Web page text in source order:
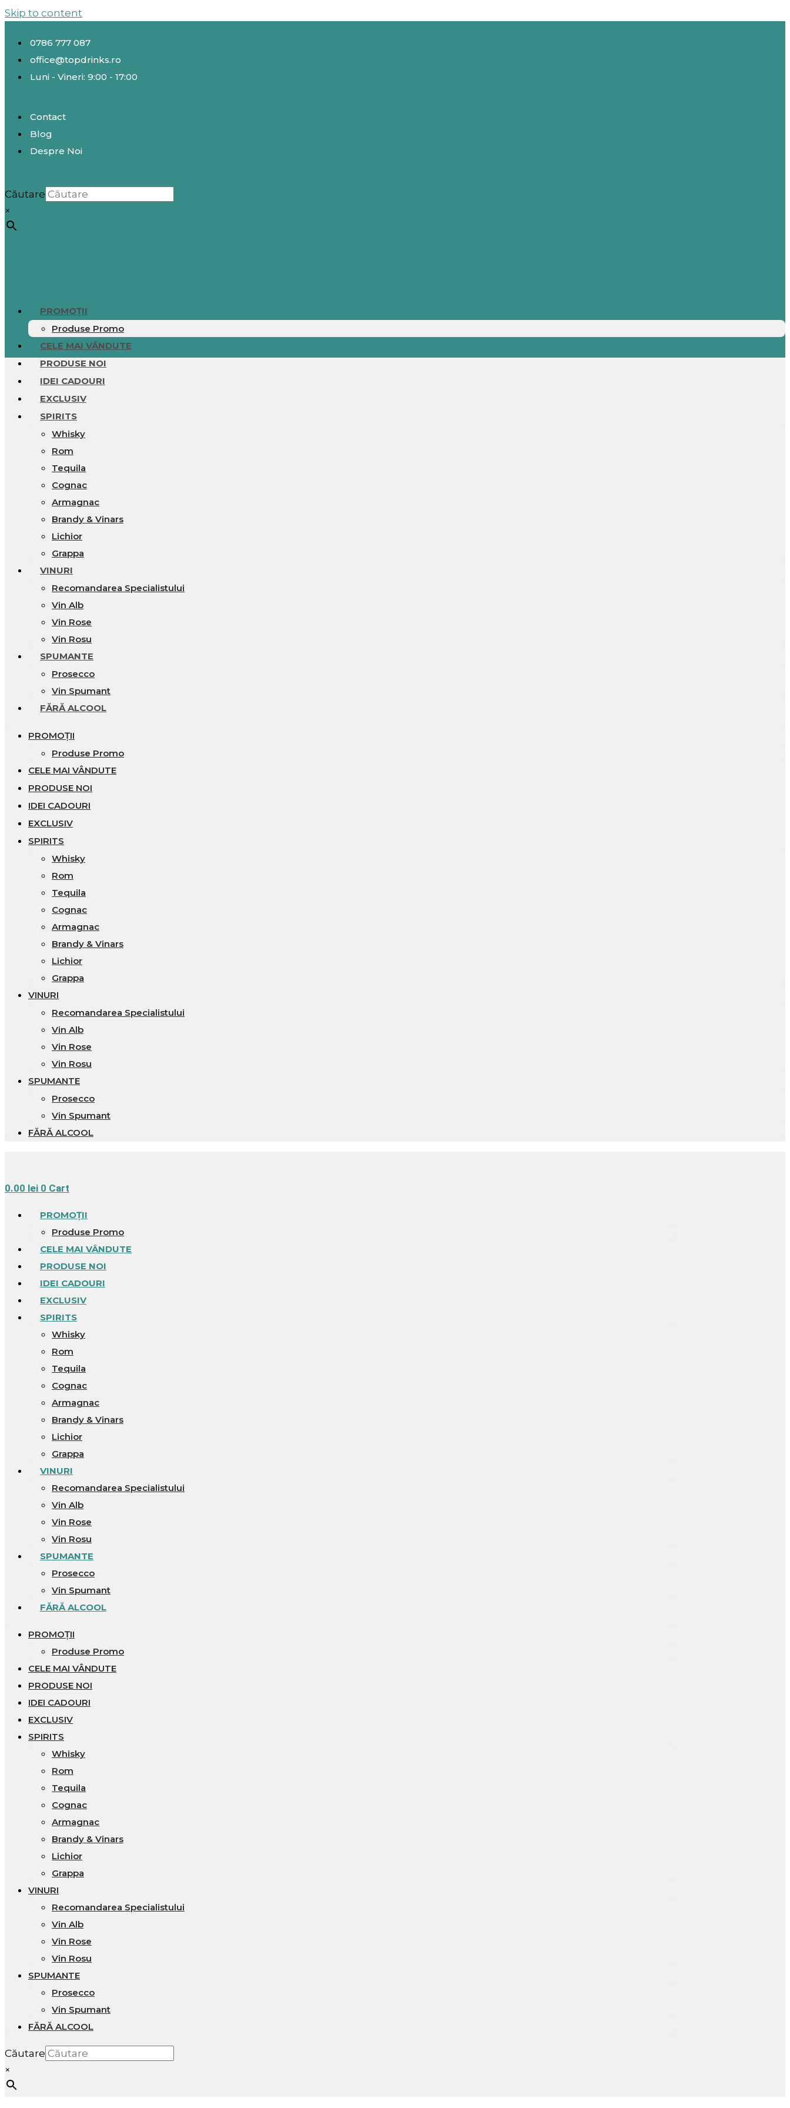
Skip to content
0786 777 087
office@topdrinks.ro
Luni - Vineri: 9:00 - 17:00
Contact
Blog
Despre Noi
Căutare
×
PROMOȚII
Produse Promo
CELE MAI VÂNDUTE
PRODUSE NOI
IDEI CADOURI
EXCLUSIV
SPIRITS
Whisky
Rom
Tequila
Cognac
Armagnac
Brandy & Vinars
Lichior
Grappa
VINURI
Recomandarea Specialistului
Vin Alb
Vin Rose
Vin Rosu
SPUMANTE
Prosecco
Vin Spumant
FĂRĂ ALCOOL
PROMOȚII
Produse Promo
CELE MAI VÂNDUTE
PRODUSE NOI
IDEI CADOURI
EXCLUSIV
SPIRITS
Whisky
Rom
Tequila
Cognac
Armagnac
Brandy & Vinars
Lichior
Grappa
VINURI
Recomandarea Specialistului
Vin Alb
Vin Rose
Vin Rosu
SPUMANTE
Prosecco
Vin Spumant
FĂRĂ ALCOOL
0.00 lei 0 Cart
PROMOȚII
Produse Promo
CELE MAI VÂNDUTE
PRODUSE NOI
IDEI CADOURI
EXCLUSIV
SPIRITS
Whisky
Rom
Tequila
Cognac
Armagnac
Brandy & Vinars
Lichior
Grappa
VINURI
Recomandarea Specialistului
Vin Alb
Vin Rose
Vin Rosu
SPUMANTE
Prosecco
Vin Spumant
FĂRĂ ALCOOL
PROMOȚII
Produse Promo
CELE MAI VÂNDUTE
PRODUSE NOI
IDEI CADOURI
EXCLUSIV
SPIRITS
Whisky
Rom
Tequila
Cognac
Armagnac
Brandy & Vinars
Lichior
Grappa
VINURI
Recomandarea Specialistului
Vin Alb
Vin Rose
Vin Rosu
SPUMANTE
Prosecco
Vin Spumant
FĂRĂ ALCOOL
Căutare
×